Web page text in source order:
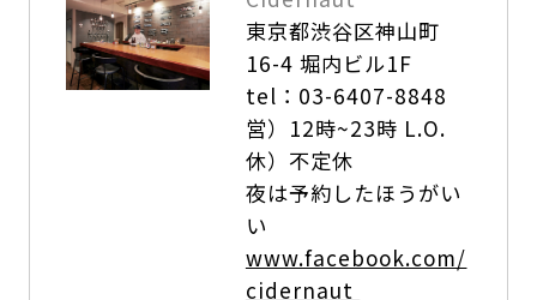
東京都渋谷区神山町
16-4 堀内ビル1F
tel：03-6407-8848
営）12時~23時 L.O.
休）不定休
夜は予約したほうがい
い
www.facebook.com/
cidernaut